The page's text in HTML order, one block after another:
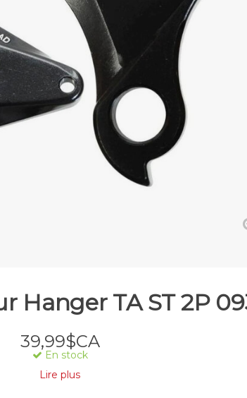
Hanger TA ST 2P
39,99$CA
En stock
Lire plus